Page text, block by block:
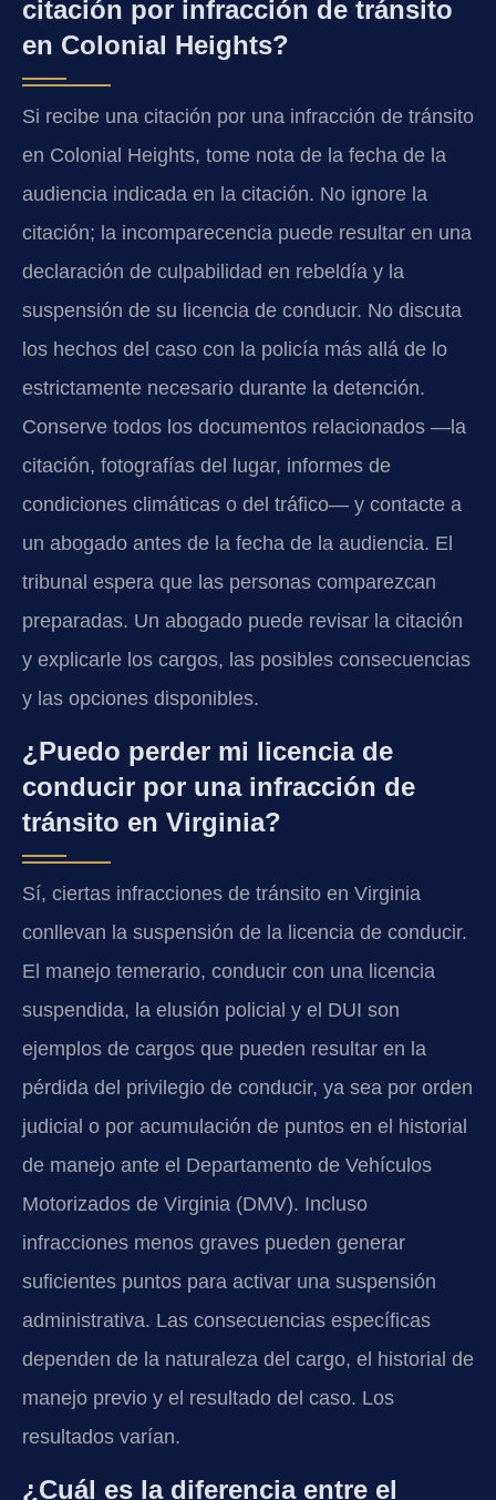
citación por infracción de tránsito
en Colonial Heights?
Si recibe una citación por una infracción de tránsito
en Colonial Heights, tome nota de la fecha de la
audiencia indicada en la citación. No ignore la
citación; la incomparecencia puede resultar en una
declaración de culpabilidad en rebeldía y la
suspensión de su licencia de conducir. No discuta
los hechos del caso con la policía más allá de lo
estrictamente necesario durante la detención.
Conserve todos los documentos relacionados —la
citación, fotografías del lugar, informes de
condiciones climáticas o del tráfico— y contacte a
un abogado antes de la fecha de la audiencia. El
tribunal espera que las personas comparezcan
preparadas. Un abogado puede revisar la citación
y explicarle los cargos, las posibles consecuencias
y las opciones disponibles.
¿Puedo perder mi licencia de
conducir por una infracción de
tránsito en Virginia?
Sí, ciertas infracciones de tránsito en Virginia
conllevan la suspensión de la licencia de conducir.
El manejo temerario, conducir con una licencia
suspendida, la elusión policial y el DUI son
ejemplos de cargos que pueden resultar en la
pérdida del privilegio de conducir, ya sea por orden
judicial o por acumulación de puntos en el historial
de manejo ante el Departamento de Vehículos
Motorizados de Virginia (DMV). Incluso
infracciones menos graves pueden generar
suficientes puntos para activar una suspensión
administrativa. Las consecuencias específicas
dependen de la naturaleza del cargo, el historial de
manejo previo y el resultado del caso. Los
resultados varían.
¿Cuál es la diferencia entre el